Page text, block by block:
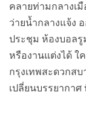
ประชุม ห้องบอล
หรืองานแต่งได้ ใ
กรุงเทพสะดวกส
เปลี่ยนบรรยากา